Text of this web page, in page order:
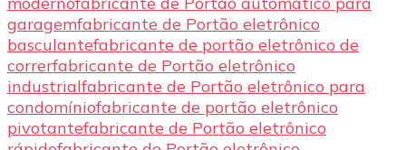
garagemfabricante de Portão eletrônico
basculantefabricante de portão eletrônico de
correrfabricante de Portão eletrônico
industrialfabricante de Portão eletrônico para
condomíniofabricante de portão eletrônico
pivotantefabricante de Portão eletrônico